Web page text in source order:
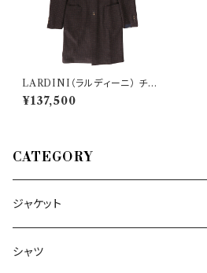
LARDINI（ラルディーニ） チェ
スターコート IL23045A 2642
2
¥137,500
CATEGORY
ジャケット
～44/S
シャツ